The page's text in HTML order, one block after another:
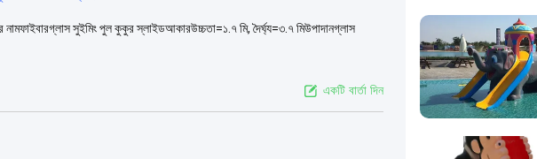
সুইমিং পুল কুকুর স্লাইডআকারউচ্চতা=১.৭ মি, দৈর্ঘ্য=৩.৭ মিউপাদানগ্লাস
একটি বার্তা দিন